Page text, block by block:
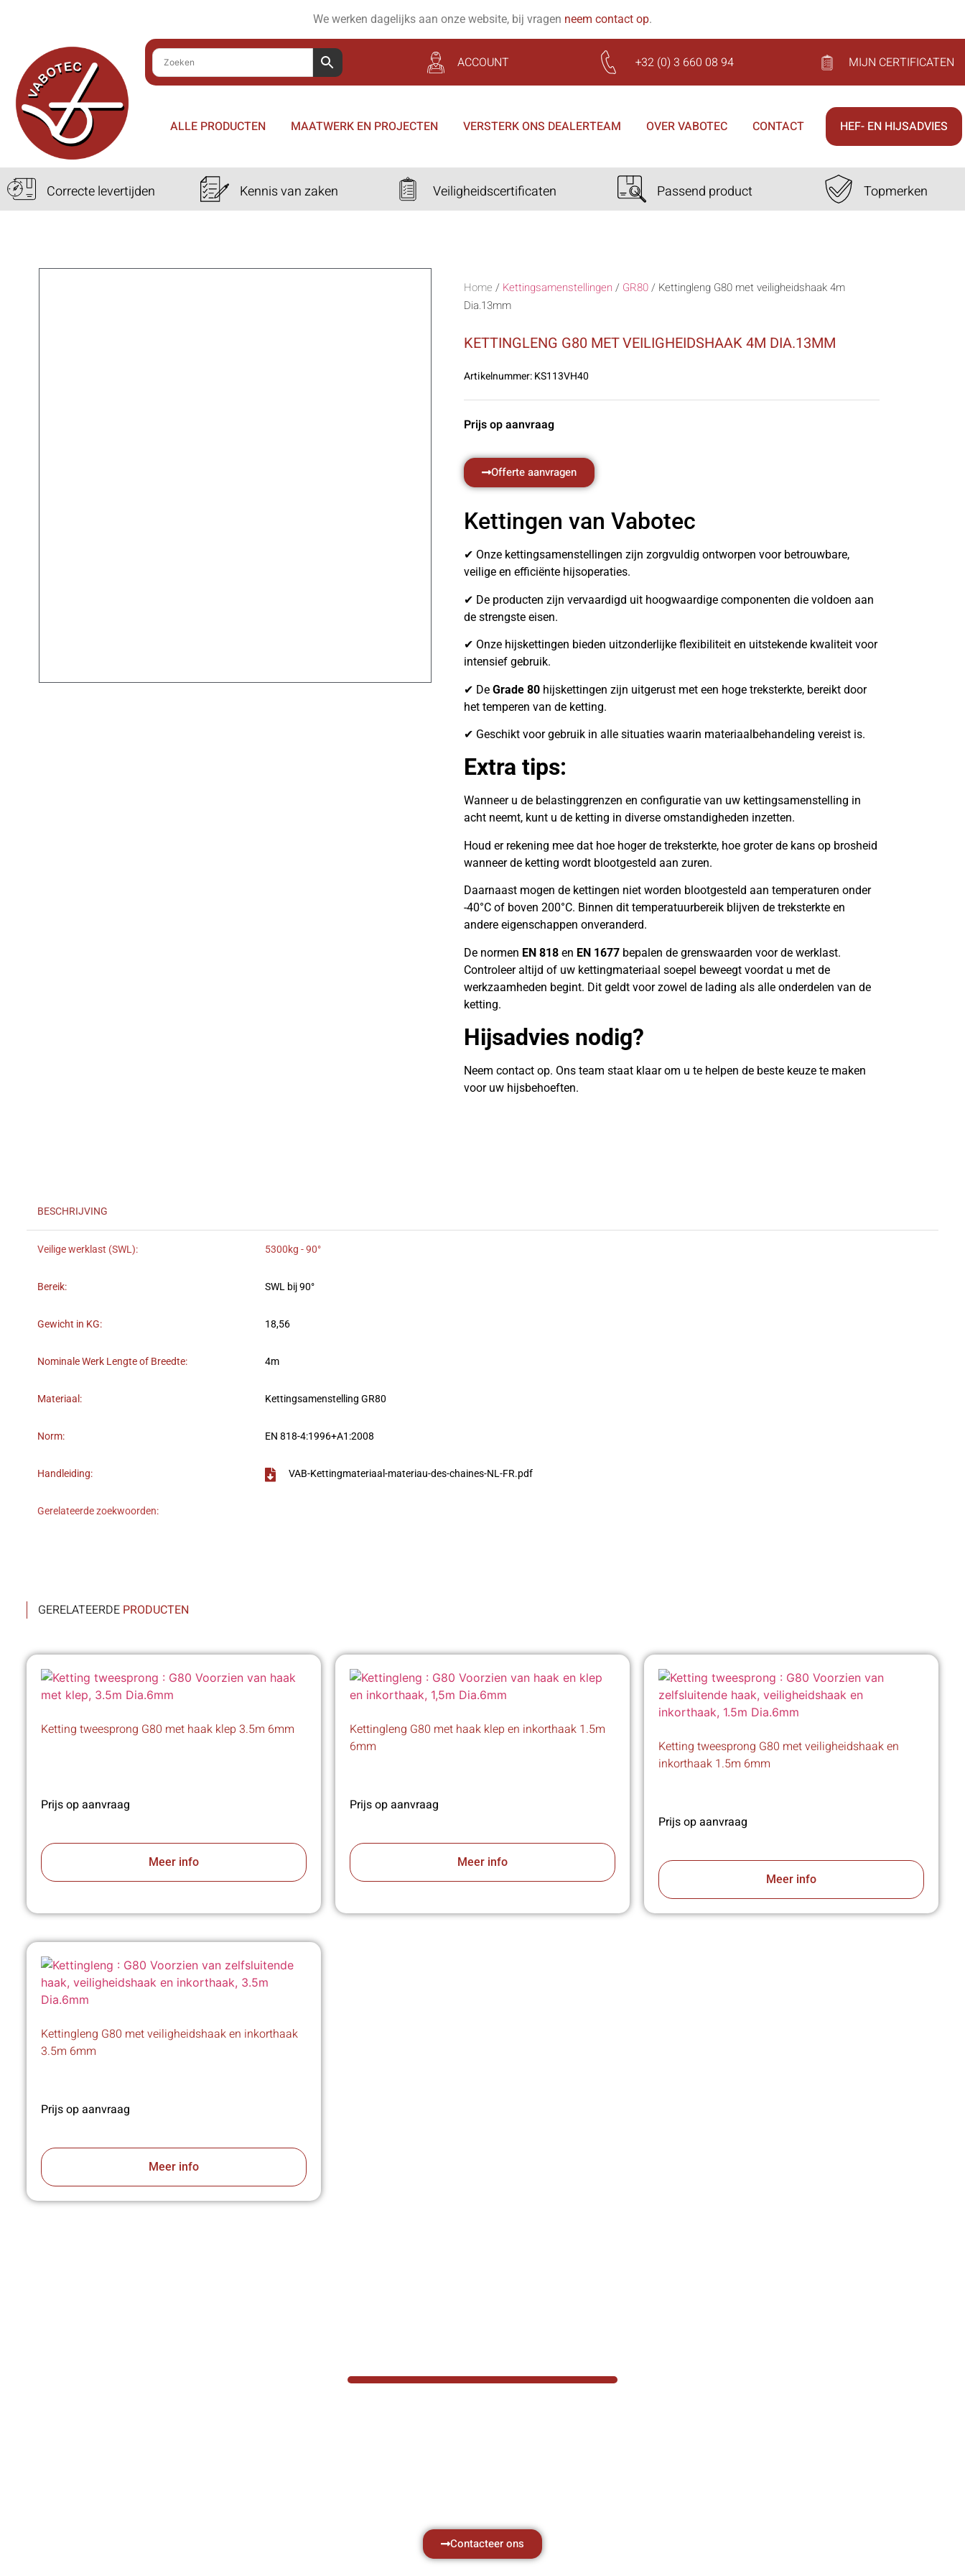
We werken dagelijks aan onze website, bij vragen neem contact op.
ACCOUNT +32 (0) 3 660 08 94 MIJN CERTIFICATEN
ALLE PRODUCTEN MAATWERK EN PROJECTEN VERSTERK ONS DEALERTEAM OVER VABOTEC CONTACT HEF- EN HIJSADVIES
Correcte levertijden Kennis van zaken Veiligheidscertificaten Passend product Topmerken
Home / Kettingsamenstellingen / GR80/ Kettingleng G80 met veiligheidshaak 4m
Dia.13mm
KETTINGLENG G80 MET VEILIGHEIDSHAAK 4M DIA.13MM
Artikelnummer:KS113VH40
Prijs op aanvraag
Offerte aanvragen
Kettingen van Vabotec
✔ Onze kettingsamenstellingen zijn zorgvuldig ontworpen voor betrouwbare,
veilige en efficiënte hijsoperaties.
✔ De producten zijn vervaardigd uit hoogwaardige componenten die voldoen aan
de strengste eisen.
✔ Onze hijskettingen bieden uitzonderlijke flexibiliteit en uitstekende kwaliteit voor
intensief gebruik.
✔ De Grade 80 hijskettingen zijn uitgerust met een hoge treksterkte, bereikt door
het temperen van de ketting.
✔ Geschikt voor gebruik in alle situaties waarin materiaalbehandeling vereist is.
Extra tips:
Wanneer u de belastinggrenzen en configuratie van uw kettingsamenstelling in
acht neemt, kunt u de ketting in diverse omstandigheden inzetten.
Houd er rekening mee dat hoe hoger de treksterkte, hoe groter de kans op brosheid
wanneer de ketting wordt blootgesteld aan zuren.
Daarnaast mogen de kettingen niet worden blootgesteld aan temperaturen onder
-40°C of boven 200°C. Binnen dit temperatuurbereik blijven de treksterkte en
andere eigenschappen onveranderd.
De normen EN 818 en EN 1677 bepalen de grenswaarden voor de werklast.
Controleer altijd of uw kettingmateriaal soepel beweegt voordat u met de
werkzaamheden begint. Dit geldt voor zowel de lading als alle onderdelen van de
ketting.
Hijsadvies nodig?
Neem contact op. Ons team staat klaar om u te helpen de beste keuze te maken
voor uw hijsbehoeften.
BESCHRIJVING
Veilige werklast (SWL): 5300kg - 90°
Bereik: SWL bij 90°
Gewicht in KG: 18,56
Nominale Werk Lengte of Breedte: 4m
Materiaal: Kettingsamenstelling GR80
Norm: EN 818-4:1996+A1:2008
Handleiding: VAB-Kettingmateriaal-materiau-des-chaines-NL-FR.pdf
Gerelateerde zoekwoorden:
GERELATEERDE PRODUCTEN
Ketting tweesprong G80 met haak klep 3.5m 6mm
Prijs op aanvraag
Meer info
Kettingleng G80 met haak klep en inkorthaak 1.5m
6mm
Prijs op aanvraag
Meer info
Ketting tweesprong G80 met veiligheidshaak en
inkorthaak 1.5m 6mm
Prijs op aanvraag
Meer info
Kettingleng G80 met veiligheidshaak en inkorthaak
3.5m 6mm
Prijs op aanvraag
Meer info
Contacteer ons